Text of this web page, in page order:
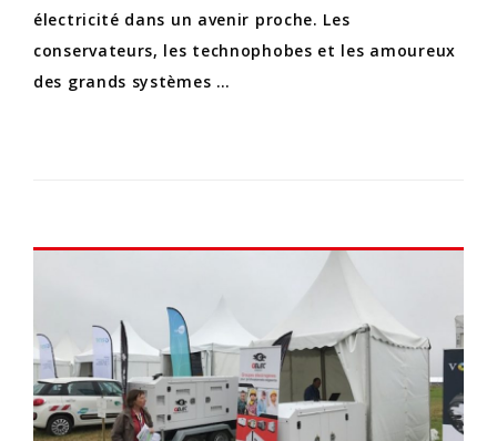
électricité dans un avenir proche. Les
conservateurs, les technophobes et les amoureux
des grands systèmes …